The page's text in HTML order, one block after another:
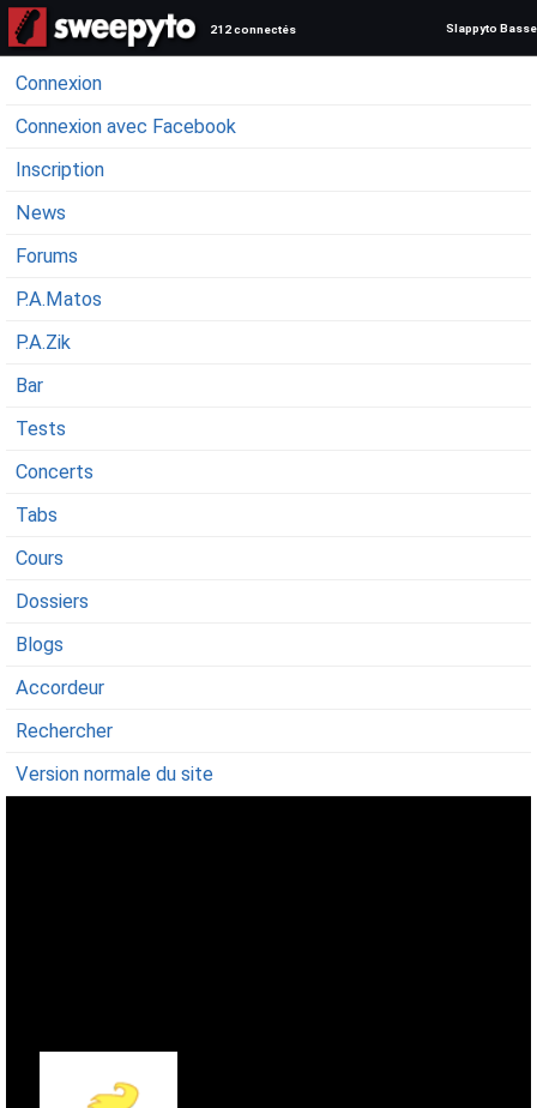
212 connectés Slappyto Basse
Connexion
Connexion avec Facebook
Inscription
News
Forums
P.A.Matos
P.A.Zik
Bar
Tests
Concerts
Tabs
Cours
Dossiers
Blogs
Accordeur
Rechercher
Version normale du site